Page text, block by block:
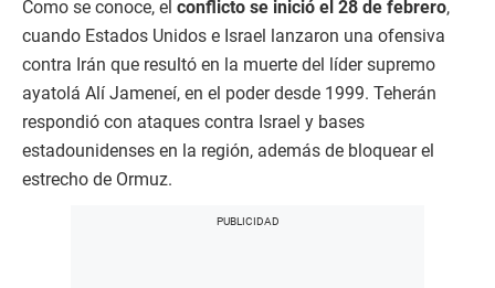
Como se conoce, el conflicto se inició el 28 de febrero,
cuando Estados Unidos e Israel lanzaron una ofensiva
contra Irán que resultó en la muerte del líder supremo
ayatolá Alí Jameneí, en el poder desde 1999. Teherán
respondió con ataques contra Israel y bases
estadounidenses en la región, además de bloquear el
estrecho de Ormuz.